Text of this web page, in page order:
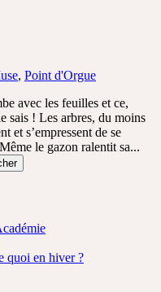
, Point d'Orgue
avec les feuilles et ce,
sais ! Les arbres, du moins
et s’empressent de se
le gazon ralentit sa...
quoi en hiver ?